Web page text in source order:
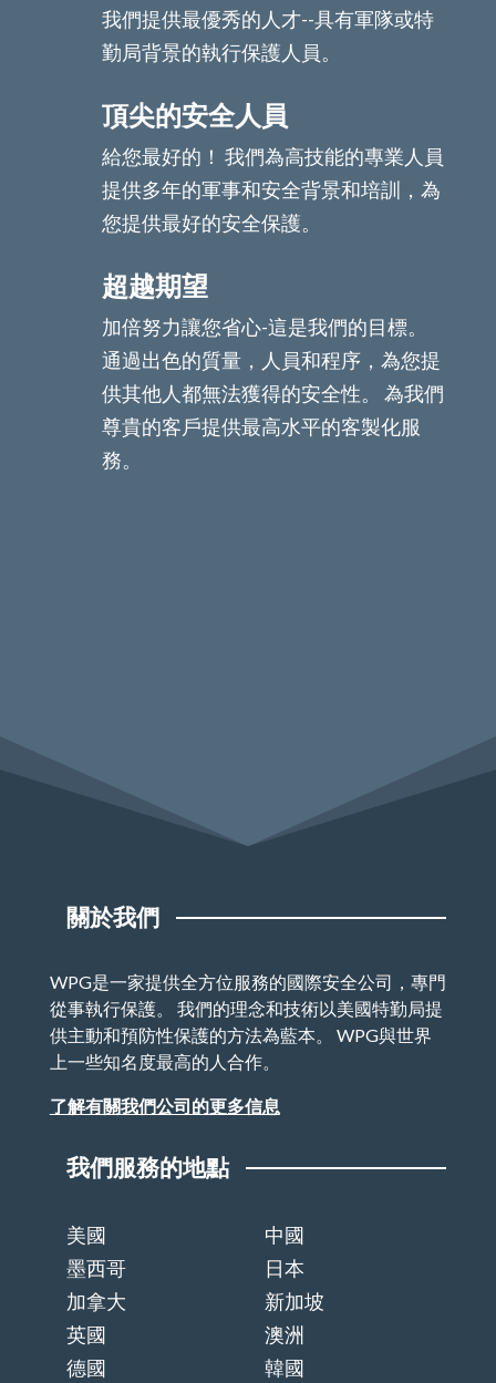
我們提供最優秀的人才--具有軍隊或特
勤局背景的執行保護人員。
頂尖的安全人員
給您最好的！ 我們為高技能的專業人員
提供多年的軍事和安全背景和培訓，為
您提供最好的安全保護。
超越期望
加倍努力讓您省心-這是我們的目標。
通過出色的質量，人員和程序，為您提
供其他人都無法獲得的安全性。 為我們
尊貴的客戶提供最高水平的客製化服
務。
關於我們
WPG是一家提供全方位服務的國際安全公司，專門
從事執行保護。 我們的理念和技術以美國特勤局提
供主動和預防性保護的方法為藍本。 WPG與世界
上一些知名度最高的人合作。
了解有關我們公司的更多信息
我們服務的地點
美國
中國
墨西哥
日本
加拿大
新加坡
英國
澳洲
德國
韓國